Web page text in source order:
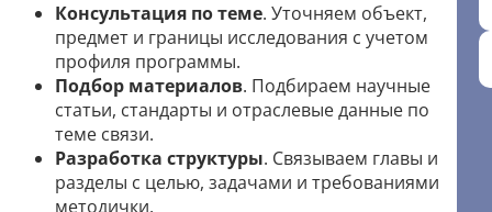
Консультация по теме. Уточняем объект,
предмет и границы исследования с учетом
профиля программы.
Подбор материалов. Подбираем научные
статьи, стандарты и отраслевые данные по
теме связи.
Разработка структуры. Связываем главы и
разделы с целью, задачами и требованиями
методички.